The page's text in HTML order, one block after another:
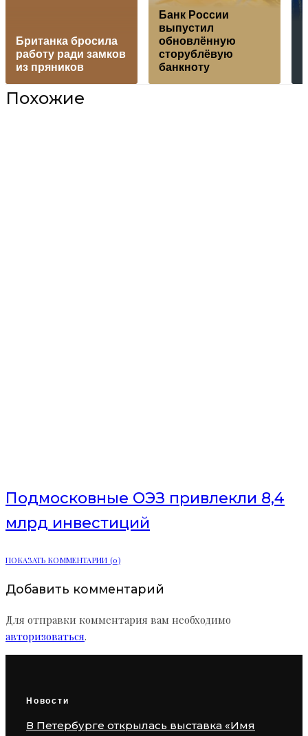
Британка бросила
работу ради замков
из пряников
Банк России
выпустил
обновлённую
сторублёвую
банкноту
Похожие
Подмосковные ОЭЗ привлекли 8,4
млрд инвестиций
ПОКАЗАТЬ КОММЕНТАРИИ (0)
Добавить комментарий
Для отправки комментария вам необходимо
авторизоваться.
Новости
В Петербурге открылась выставка «Имя